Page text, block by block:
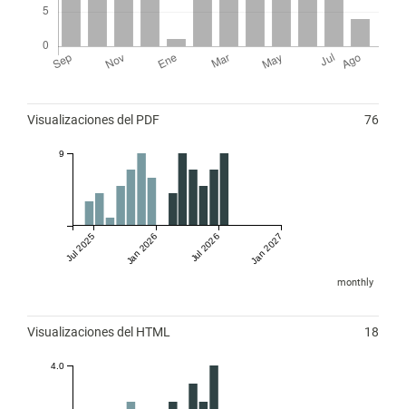
Visualizaciones del PDF 76
Jul 2025 Jan 2026 Jul 2026 Jan 2027
9
monthly
Visualizaciones del HTML 18
4.0